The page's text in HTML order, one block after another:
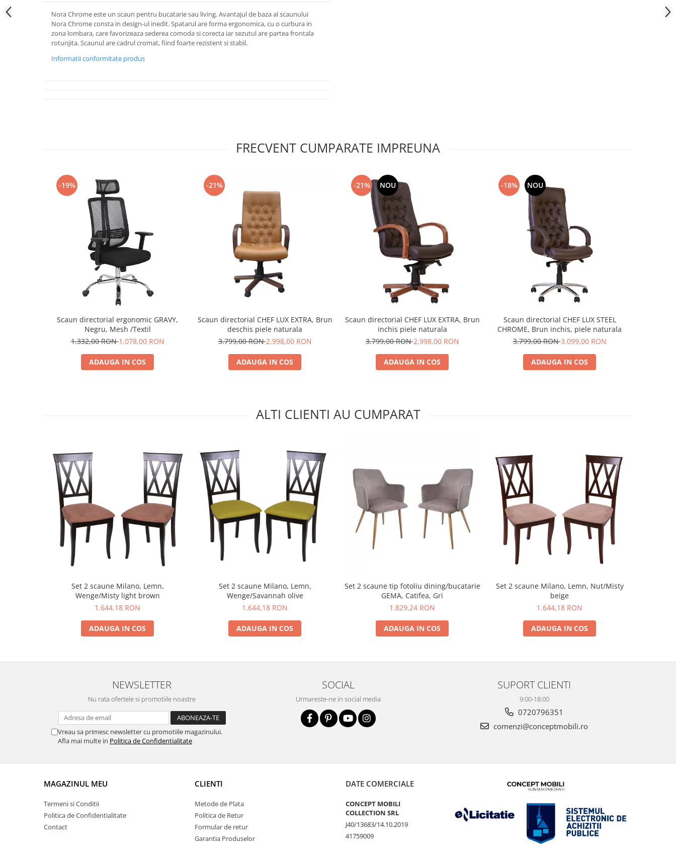
Nora Chrome este un scaun pentru bucatarie sau living. Avantajul de baza al scaunului
Nora Chrome consta in design-ul inedit. Spatarul are forma ergonomica, cu o curbura in
zona lombara, care favorizeaza sederea comoda si corecta iar sezutul are partea frontala
rotunjita. Scaunul are cadrul cromat, fiind foarte rezistent si stabil.
Informatii conformitate produs
FRECVENT CUMPARATE IMPREUNA
-19%
Scaun directorial ergonomic GRAVY,
Negru, Mesh /Textil
1.332,00 RON1.078,00 RON
ADAUGA IN COS
-21%
Scaun directorial CHEF LUX EXTRA, Brun
deschis piele naturala
3.799,00 RON2.998,00 RON
ADAUGA IN COS
-21% NOU
Scaun directorial CHEF LUX EXTRA, Brun
inchis piele naturala
3.799,00 RON2.998,00 RON
ADAUGA IN COS
-18% NOU
Scaun directorial CHEF LUX STEEL
CHROME, Brun inchis, piele naturala
3.799,00 RON3.099,00 RON
ADAUGA IN COS
ALTI CLIENTI AU CUMPARAT
Set 2 scaune Milano, Lemn,
Wenge/Misty light brown
1.644,18 RON
ADAUGA IN COS
Set 2 scaune Milano, Lemn,
Wenge/Savannah olive
1.644,18 RON
ADAUGA IN COS
Set 2 scaune tip fotoliu dining/bucatarie
GEMA, Catifea, Gri
1.829,24 RON
ADAUGA IN COS
Set 2 scaune Milano, Lemn, Nut/Misty
beige
1.644,18 RON
ADAUGA IN COS
NEWSLETTER
Nu rata ofertele si promotiile noastre
Vreau sa primesc newsletter cu promotiile magazinului.
Afla mai multe in Politica de Confidentialitate
SOCIAL
Urmareste-ne in social media
SUPORT CLIENTI
9:00-18:00
0720796351
comenzi@conceptmobili.ro
MAGAZINUL MEU
Termeni si Conditii
Politica de Confidentialitate
Contact
CLIENTI
Metode de Plata
Politica de Retur
Formular de retur
Garantia Produselor
DATE COMERCIALE
CONCEPT MOBILI
COLLECTION SRL
J40/13683/14.10.2019
41759009